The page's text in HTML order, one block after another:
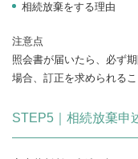
相続放棄をする理由
注意点
照会書が届いたら、必ず
場合、訂正を求められるこ
STEP5｜相続放棄申